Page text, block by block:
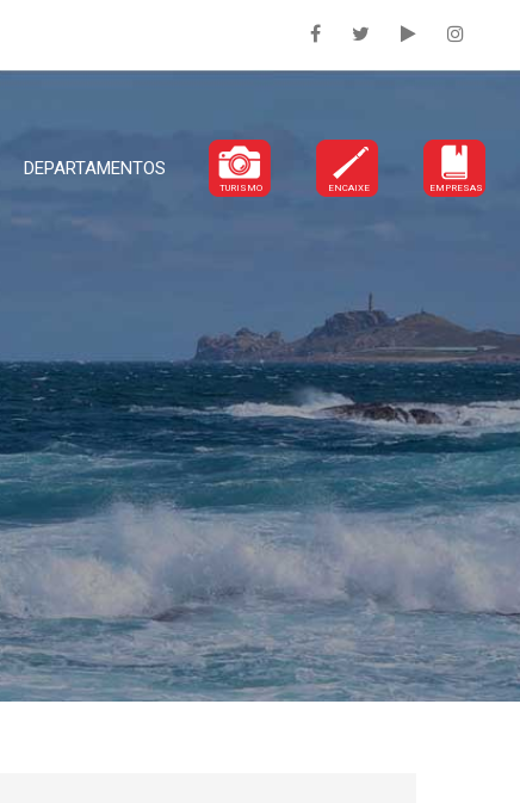
DEPARTAMENTOS
TURISMO ENCAIXE EMPRESAS